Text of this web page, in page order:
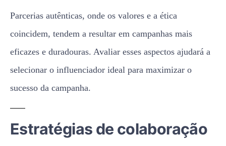
Parcerias autênticas, onde os valores e a ética
coincidem, tendem a resultar em campanhas mais
eficazes e duradouras. Avaliar esses aspectos ajudará a
selecionar o influenciador ideal para maximizar o
sucesso da campanha.
Estratégias de colaboração